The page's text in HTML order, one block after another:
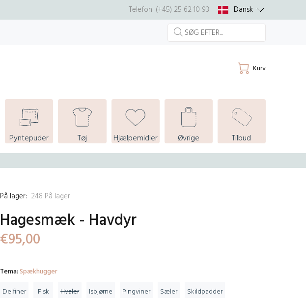
Telefon: (+45) 25 62 10 93
Dansk
Kurv
Pyntepuder Tøj Hjælpemidler Øvrige Tilbud
På lager: 248 På lager
Hagesmæk - Havdyr
€95,00
Tema:Spækhugger
Delfiner
Fisk Hvaler Isbjørne Pingviner Sæler Skildpadder